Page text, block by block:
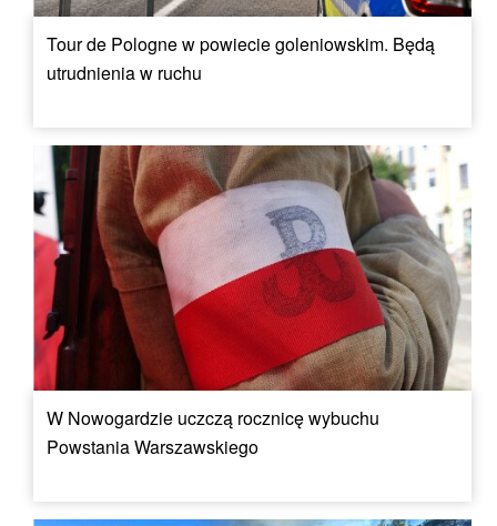
Tour de Pologne w powiecie goleniowskim. Będą
utrudnienia w ruchu
W Nowogardzie uczczą rocznicę wybuchu
Powstania Warszawskiego